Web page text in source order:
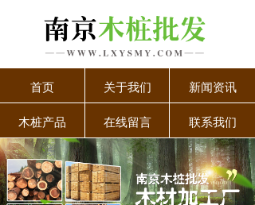
首页 关于我们 新闻资讯
木桩产品 在线留言 联系我们